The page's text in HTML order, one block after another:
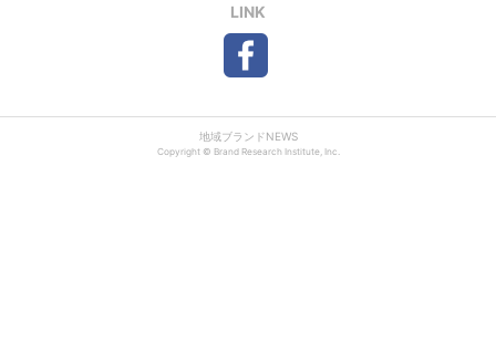
LINK
地域ブランドNEWS
Copyright © Brand Research Institute, Inc.